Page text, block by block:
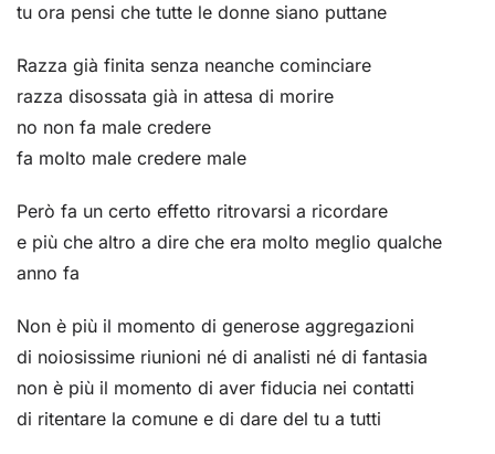
tu ora pensi che tutte le donne siano puttane
Razza già finita senza neanche cominciare
razza disossata già in attesa di morire
no non fa male credere
fa molto male credere male
Però fa un certo effetto ritrovarsi a ricordare
e più che altro a dire che era molto meglio qualche
anno fa
Non è più il momento di generose aggregazioni
di noiosissime riunioni né di analisti né di fantasia
non è più il momento di aver fiducia nei contatti
di ritentare la comune e di dare del tu a tutti